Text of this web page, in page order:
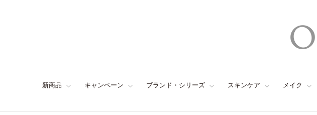
新商品 キャンペーン ブランド・シリーズ スキンケア メイク